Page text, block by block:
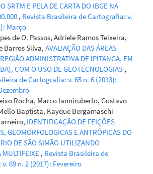
SRTM E PELA DE CARTA DO IBGE NA
, Revista Brasileira de Cartografia: v.
Março
de O. Passos, Adriele Ramos Teixeira,
Barros Silva, AVALIAÇÃO DAS ÁREAS
ADMINISTRATIVA DE IPITANGA, EM
COM O USO DE GEOTECNOLOGIAS ,
de Cartografia: v. 65 n. 6 (2013):
Rocha, Marco Ianniruberto, Gustavo
Baptista, Kayque Bergamaschi
IDENTIFICAÇÃO DE FEIÇÕES
GEOMORFOLOGICAS E ANTRÓPICAS DO
DE SÃO SIMÃO UTILIZANDO
MULTIFEIXE , Revista Brasileira de
69 n. 2 (2017): Fevereiro